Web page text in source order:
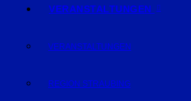
VERANSTALTUNGEN
VERANSTALTUNGEN
REGION STRAUBING